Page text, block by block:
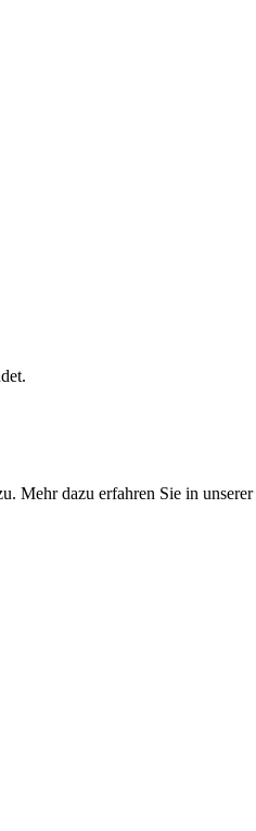
Mehr dazu erfahren Sie in unserer